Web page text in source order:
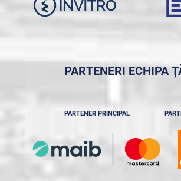
PARTENERI ECHIPA
PARTENER PRINCIPAL